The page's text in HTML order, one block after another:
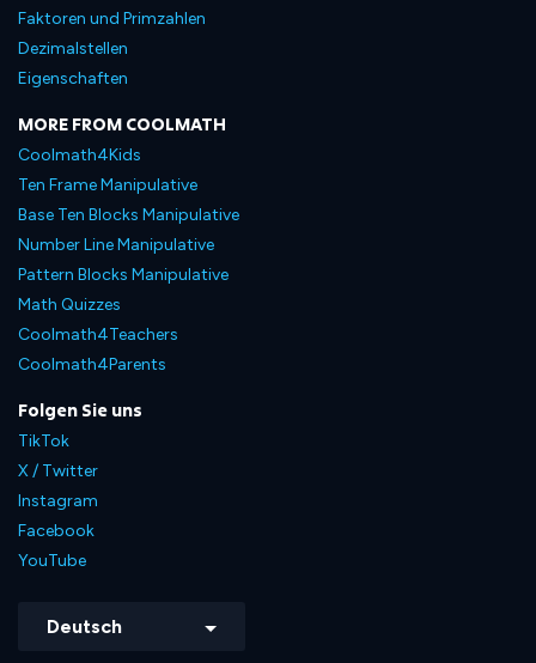
Faktoren und Primzahlen
Dezimalstellen
Eigenschaften
MORE FROM COOLMATH
Coolmath4Kids
Ten Frame Manipulative
Base Ten Blocks Manipulative
Number Line Manipulative
Pattern Blocks Manipulative
Math Quizzes
Coolmath4Teachers
Coolmath4Parents
Folgen Sie uns
TikTok
X / Twitter
Instagram
Facebook
YouTube
Deutsch